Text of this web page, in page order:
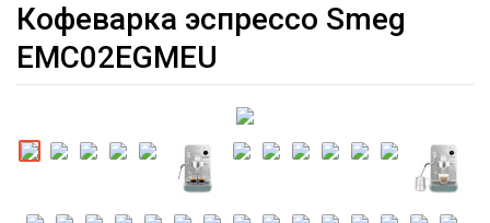
Кофеварка эспрессо Smeg
EMC02EGMEU